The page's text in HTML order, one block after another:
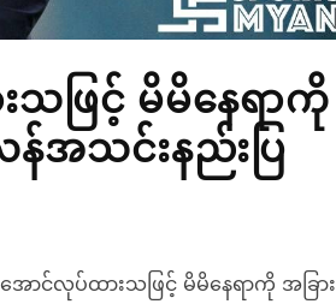
ဖြင့် မိမိနေရာကို
န်အသင်းနည်းပြ
င်လုပ်ထားသဖြင့် မိမိနေရာကို အခြား